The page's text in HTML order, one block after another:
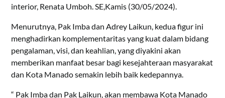
interior, Renata Umboh. SE,Kamis (30/05/2024).
Menurutnya, Pak Imba dan Adrey Laikun, kedua figur ini
menghadirkan komplementaritas yang kuat dalam bidang
pengalaman, visi, dan keahlian, yang diyakini akan
memberikan manfaat besar bagi kesejahteraan masyarakat
dan Kota Manado semakin lebih baik kedepannya.
“ Pak Imba dan Pak Laikun, akan membawa Kota Manado